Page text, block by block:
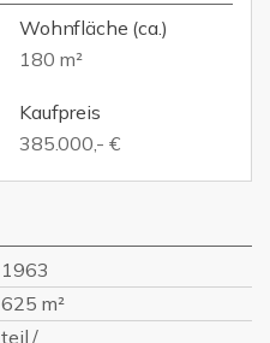
Wohnfläche (ca.)
180 m²
Kaufpreis
385.000,- €
1963
625 m²
teil /